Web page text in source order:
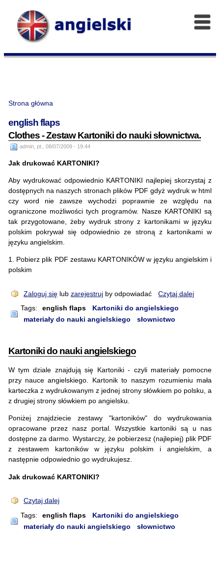
Strona główna
english flaps
Clothes - Zestaw Kartoniki do nauki słownictwa.
admin, pt., 08/07/2009 - 19:44
Jak drukować KARTONIKI?
Aby wydrukować odpowiednio KARTONIKI najlepiej skorzystaj z
dostępnych na naszych stronach plików PDF gdyż wydruk w html
czy word nie zawsze wychodzi poprawnie ze względu na
ograniczone możliwości tych programów. Nasze KARTONIKI są
tak przygotowane, żeby wydruk strony z kartonikami w języku
polskim pokrywał się odpowiednio ze stroną z kartonikami w
języku angielskim.
1. Pobierz plik PDF zestawu KARTONIKÓW w języku angielskim i
polskim
Zaloguj się lubzarejestruj by odpowiadać
Czytaj dalej
Tags:
english flaps
Kartoniki do angielskiego
materiały do nauki angielskiego
słownictwo
Kartoniki do nauki angielskiego
W tym dziale znajdują się Kartoniki - czyli materiały pomocne
przy nauce angielskiego. Kartonik to naszym rozumieniu mała
karteczka z wydrukowanym z jednej strony słówkiem po polsku, a
z drugiej strony słówkiem po angielsku.
Poniżej znajdziecie zestawy "kartoników" do wydrukowania
opracowane przez nasz portal. Wszystkie kartoniki są u nas
dostępne za darmo. Wystarczy, że pobierzesz (najlepiej) plik PDF
z zestawem kartoników w języku polskim i angielskim, a
następnie odpowiednio go wydrukujesz.
Jak drukować KARTONIKI?
Czytaj dalej
Tags:
english flaps
Kartoniki do angielskiego
materiały do nauki angielskiego
słownictwo